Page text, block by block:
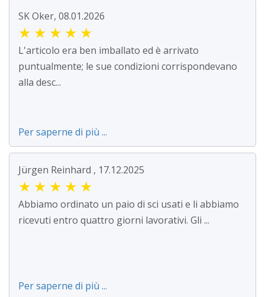
SK Oker, 08.01.2026
★ ★ ★ ★ ★
L'articolo era ben imballato ed è arrivato
puntualmente; le sue condizioni corrispondevano
alla desc...
Per saperne di più ...
Jürgen Reinhard , 17.12.2025
★ ★ ★ ★ ★
Abbiamo ordinato un paio di sci usati e li abbiamo
ricevuti entro quattro giorni lavorativi. Gli ...
Per saperne di più ...